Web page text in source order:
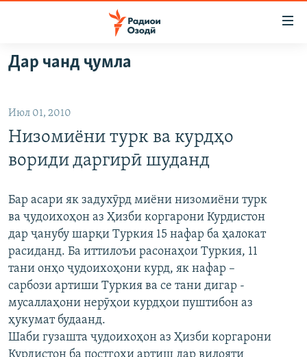
Ҷаҳиш
ба
аслӣ
ба
феҳристи
Ҷаҳиш
ҷустор
ГӮШАҲО
ҚАЗИЯИ "КРОКУС"
ОСИЁИ МАРКАЗӢ
ФАРҲАНГ
МЕҲМОНИ ОЗОДӢ
ВАРЗИШ
ТАҲҚИҚОТ
ҶАНГ ДАР УКРАИНА
НАЗАРИ МАРДУМ
БЛОГИСТОН
ОЗОДӢ ОНЛАЙН
ЧАНДРАСОНАӢ
ВИДЕО
НИГОРИСТОН
ГУЗОРИШҲОИ РАДИОӢ
РӮЙХАТҲО
КИТОБҲОИ ОЗОДӢ
Русский
Дар чанд ҷумла
Июл 01, 2010
Низомиёни турк ва курдҳо
вориди даргирӣ шуданд
Бар асари як задухӯрд миёни низомиёни турк
ва ҷудоихоҳон аз Ҳизби коргарони Курдистон
дар ҷанубу шарқи Туркия 15 нафар ба ҳалокат
расиданд. Ба иттилоъи расонаҳои Туркия, 11
тани онҳо ҷудоихоҳони курд, як нафар –
сарбози артиши Туркия ва се тани дигар -
мусаллаҳони нерӯҳои курдҳои пуштибон аз
ҳукумат будаанд.
Шаби гузашта ҷудоихоҳон аз Ҳизби коргарони